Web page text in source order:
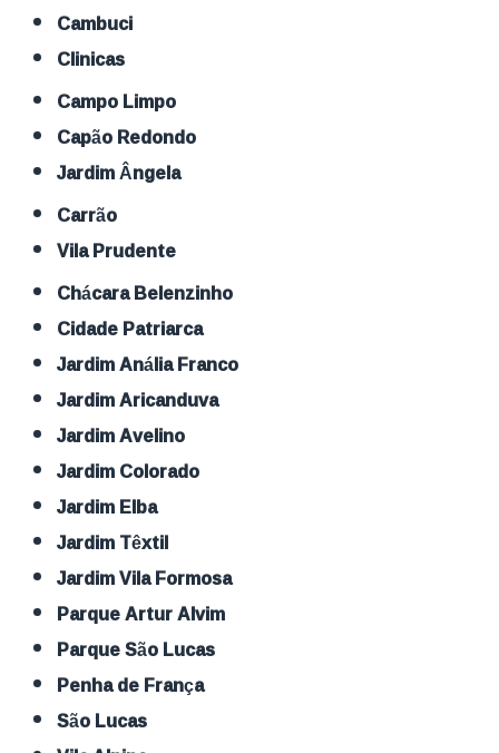
Cambuci
Clinicas
Campo Limpo
Capão Redondo
Jardim Ângela
Carrão
Vila Prudente
Chácara Belenzinho
Cidade Patriarca
Jardim Anália Franco
Jardim Aricanduva
Jardim Avelino
Jardim Colorado
Jardim Elba
Jardim Têxtil
Jardim Vila Formosa
Parque Artur Alvim
Parque São Lucas
Penha de França
São Lucas